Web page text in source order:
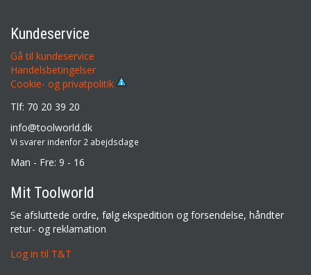
Kundeservice
Gå til kundeservice
Handelsbetingelser
Cookie- og privatpolitik
Tlf: 70 20 39 20
info@toolworld.dk
Vi svarer indenfor 2 abejdsdage
Man - Fre: 9 - 16
Mit Toolworld
Se afsluttede ordre, følg ekspedition og forsendelse, håndter
retur- og reklamation
Log in til T&T